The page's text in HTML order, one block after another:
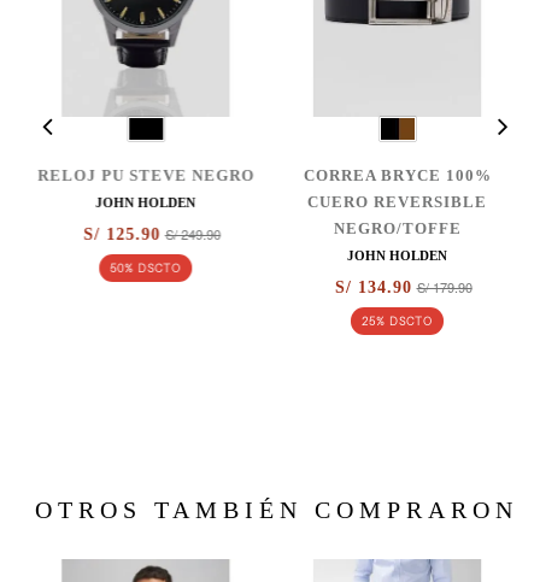
RELOJ PU STEVE NEGRO
JOHN HOLDEN
S/ 125.90 S/ 249.90
50% DSCTO
CORREA BRYCE 100%
CUERO REVERSIBLE
NEGRO/TOFFE
JOHN HOLDEN
S/ 134.90 S/ 179.90
25% DSCTO
OTROS TAMBIÉN COMPRARON